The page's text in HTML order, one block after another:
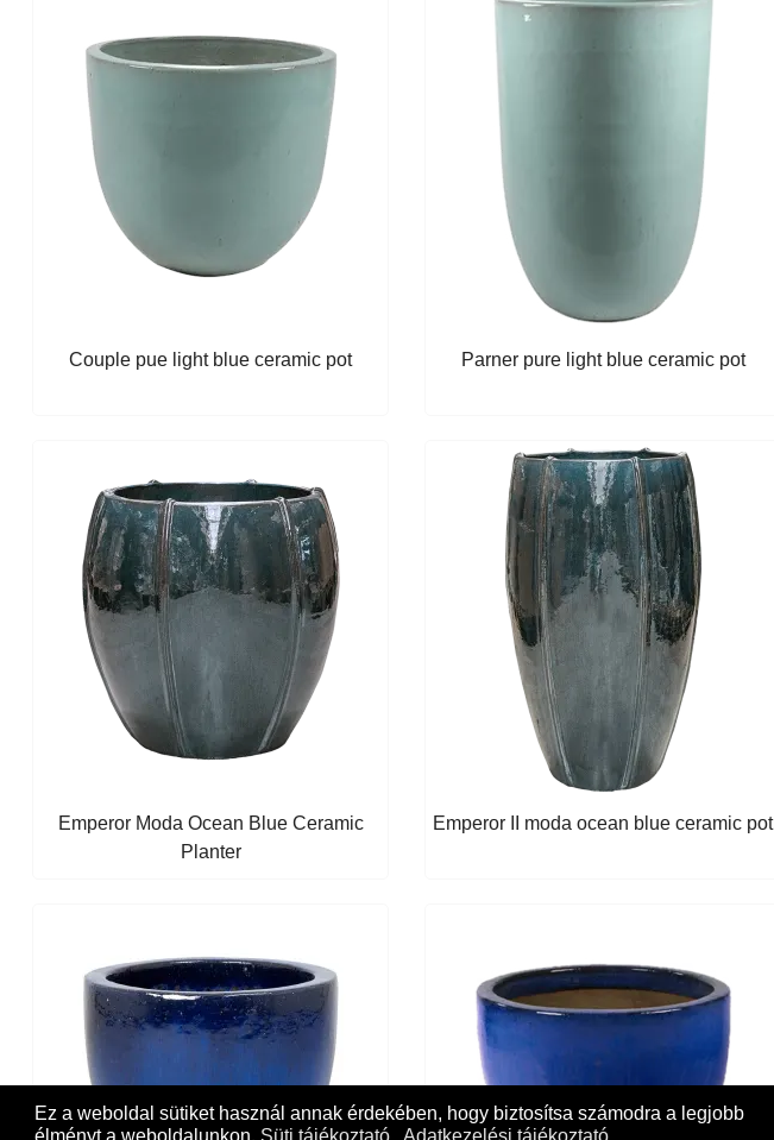
Ez a weboldal sütiket használ annak érdekében, hogy biztosítsa számodra a legjobb
élményt a weboldalunkon. Süti tájékoztató Adatkezelési tájékoztató
Couple pue light blue ceramic pot Parner pure light blue ceramic pot
Emperor Moda Ocean Blue Ceramic
Planter
Emperor II moda ocean blue ceramic pot